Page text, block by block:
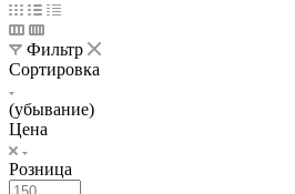
Фильтр
Сортировка
(убывание)
Цена
Розница